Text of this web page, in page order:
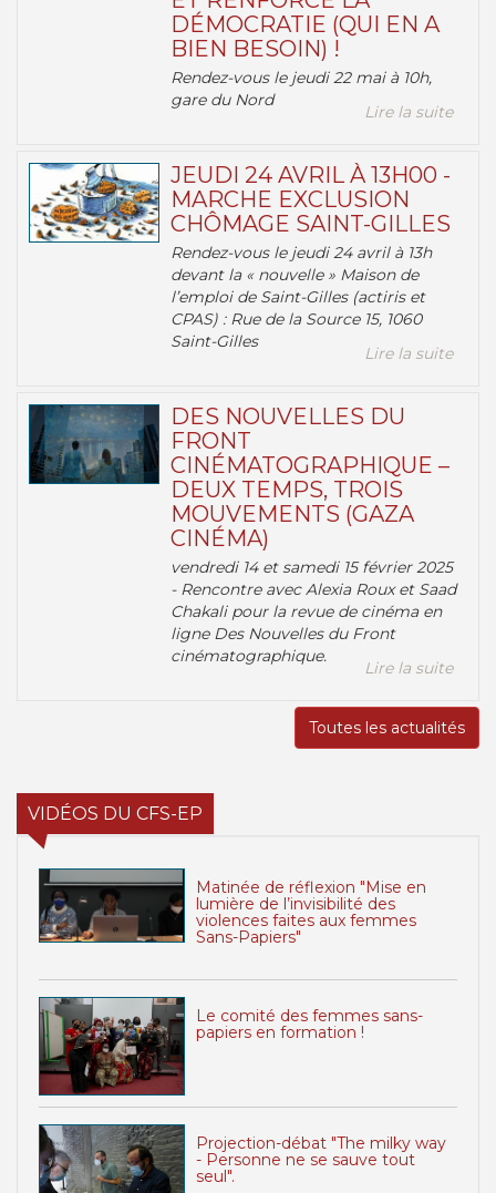
DÉMOCRATIE (QUI EN A
BIEN BESOIN) !
Rendez-vous le jeudi 22 mai à 10h,
gare du Nord
Lire la suite
JEUDI 24 AVRIL À 13H00 -
MARCHE EXCLUSION
CHÔMAGE SAINT-GILLES
Rendez-vous le jeudi 24 avril à 13h
devant la « nouvelle » Maison de
l’emploi de Saint-Gilles (actiris et
CPAS) : Rue de la Source 15, 1060
Saint-Gilles
Lire la suite
DES NOUVELLES DU
FRONT
CINÉMATOGRAPHIQUE –
DEUX TEMPS, TROIS
MOUVEMENTS (GAZA
CINÉMA)
vendredi 14 et samedi 15 février 2025
- Rencontre avec Alexia Roux et Saad
Chakali pour la revue de cinéma en
ligne Des Nouvelles du Front
cinématographique.
Lire la suite
Toutes les actualités
VIDÉOS DU CFS-EP
Matinée de réflexion "Mise en
lumière de l’invisibilité des
violences faites aux femmes
Sans-Papiers"
Le comité des femmes sans-
papiers en formation !
Projection-débat "The milky way
- Personne ne se sauve tout
seul".